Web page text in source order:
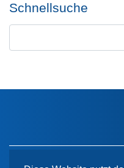
Schnellsuche